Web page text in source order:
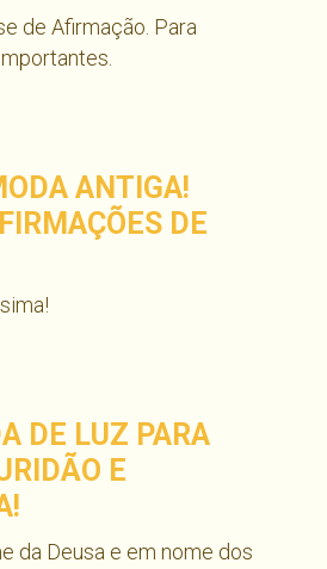
de Afirmação. Para
ANTIGA!
DE
DE LUZ PARA
E
da Deusa e em nome dos